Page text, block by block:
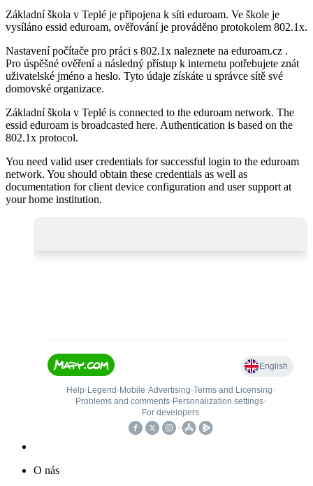
Základní škola v Teplé je připojena k síti eduroam. Ve škole je
vysíláno essid eduroam, ověřování je prováděno protokolem 802.1x.
Nastavení počítače pro práci s 802.1x naleznete na eduroam.cz .
Pro úspěšné ověření a následný přístup k internetu potřebujete znát
uživatelské jméno a heslo. Tyto údaje získáte u správce sítě své
domovské organizace.
Základní škola v Teplé is connected to the eduroam network. The
essid eduroam is broadcasted here. Authentication is based on the
802.1x protocol.
You need valid user credentials for successful login to the eduroam
network. You should obtain these credentials as well as
documentation for client device configuration and user support at
your home institution.
O nás